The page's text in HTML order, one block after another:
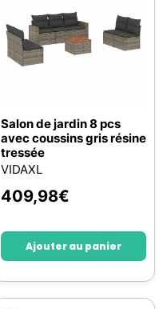
Salon de jardin 8 pcs
avec coussins gris résine
tressée
VIDAXL
409,98€
Ajouter au panier